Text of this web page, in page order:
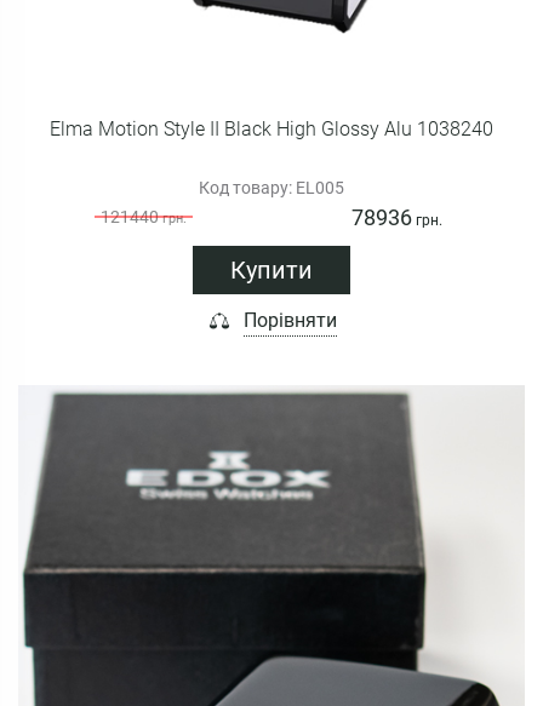
Elma Motion Style II Black High Glossy Alu 1038240
Код товару: EL005
121440грн. 78936 грн.
Купити
Порівняти